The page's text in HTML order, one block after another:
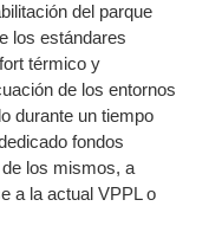
del parque
los estándares
térmico y
de los entornos
durante un tiempo
fondos
los mismos, a
a la actual VPPL o